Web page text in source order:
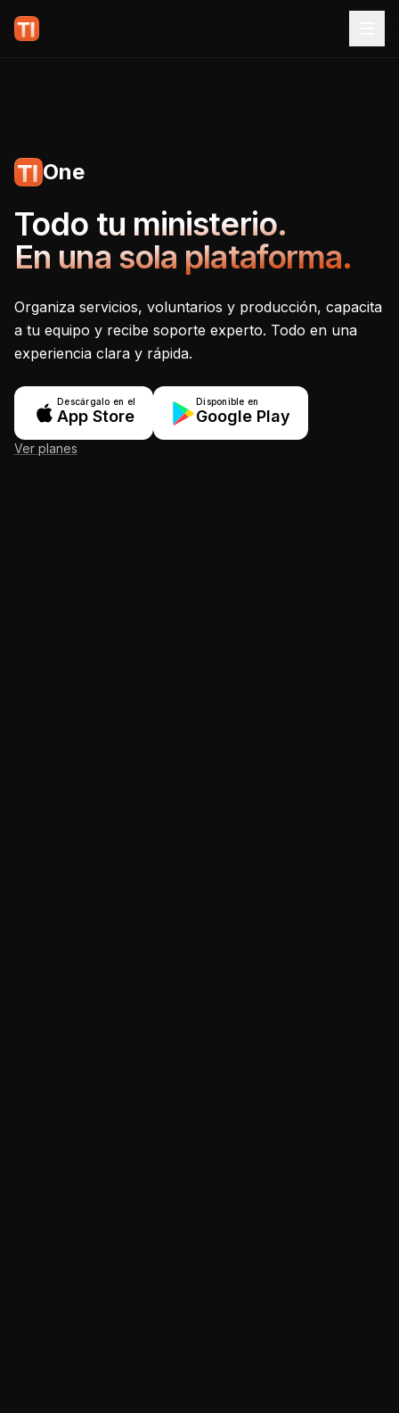
One
Tecnoiglesia One -
Todo tu ministerio.
En una sola plataforma.
Organiza servicios, voluntarios y producción, capacita
a tu equipo y recibe soporte experto. Todo en una
experiencia clara y rápida.
Descárgalo en el
App Store
Disponible en
Google Play
Ver planes